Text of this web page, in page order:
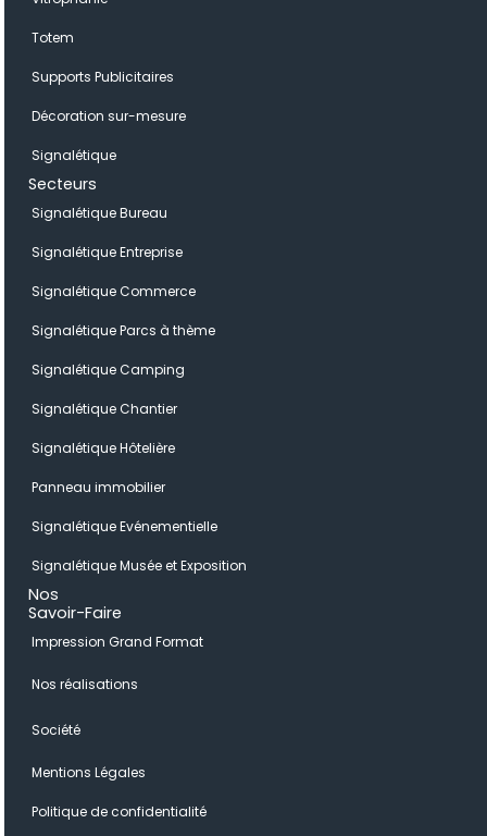
Totem
Supports Publicitaires
Décoration sur-mesure
Signalétique
Secteurs
Signalétique Bureau
Signalétique Entreprise
Signalétique Commerce
Signalétique Parcs à thème
Signalétique Camping
Signalétique Chantier
Signalétique Hôtelière
Panneau immobilier
Signalétique Evénementielle
Signalétique Musée et Exposition
Nos
Savoir-Faire
Impression Grand Format
Nos réalisations
Société
Mentions Légales
Politique de confidentialité